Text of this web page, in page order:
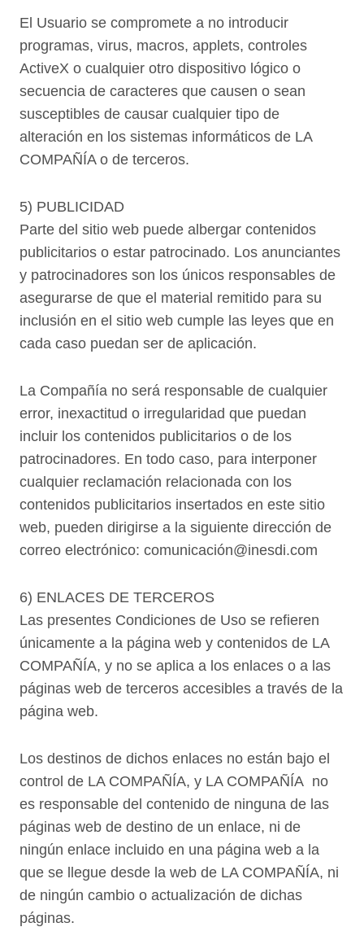
El Usuario se compromete a no introducir
programas, virus, macros, applets, controles
ActiveX o cualquier otro dispositivo lógico o
secuencia de caracteres que causen o sean
susceptibles de causar cualquier tipo de
alteración en los sistemas informáticos de LA
COMPAÑÍA o de terceros.
5) PUBLICIDAD
Parte del sitio web puede albergar contenidos
publicitarios o estar patrocinado. Los anunciantes
y patrocinadores son los únicos responsables de
asegurarse de que el material remitido para su
inclusión en el sitio web cumple las leyes que en
cada caso puedan ser de aplicación.
La Compañía no será responsable de cualquier
error, inexactitud o irregularidad que puedan
incluir los contenidos publicitarios o de los
patrocinadores. En todo caso, para interponer
cualquier reclamación relacionada con los
contenidos publicitarios insertados en este sitio
web, pueden dirigirse a la siguiente dirección de
correo electrónico: comunicación@inesdi.com
6) ENLACES DE TERCEROS
Las presentes Condiciones de Uso se refieren
únicamente a la página web y contenidos de LA
COMPAÑÍA, y no se aplica a los enlaces o a las
páginas web de terceros accesibles a través de la
página web.
Los destinos de dichos enlaces no están bajo el
control de LA COMPAÑÍA, y LA COMPAÑÍA no
es responsable del contenido de ninguna de las
páginas web de destino de un enlace, ni de
ningún enlace incluido en una página web a la
que se llegue desde la web de LA COMPAÑÍA, ni
de ningún cambio o actualización de dichas
páginas.